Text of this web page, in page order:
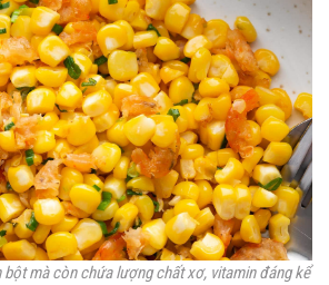
mà còn chứa lượng chất xơ, vitamin đáng kể